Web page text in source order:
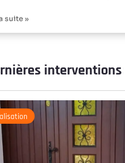
suite »
interventions